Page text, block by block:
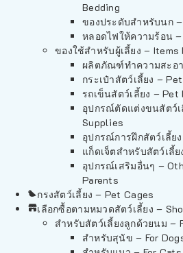
Bedding
ของประดับสำหรับนก
หลอดไฟให้ความร้อน
ของใช้สำหรับผู้เลี้ยง – Items
ผลิตภัณฑ์ทำความสะอ
กระเป๋าสัตว์เลี้ยง –
รถเข็นสัตว์เลี้ยง – Pet
อุปกรณ์ตัดแต่งขนสัตว์เ
Supplies
อุปกรณ์การฝึกสัตว์เลี้ย
แก็ดเจ็ตสำหรับสัตว์เลี้
อุปกรณ์เสริมอื่นๆ –
Parents
กรงสัตว์เลี้ยง – Pet Cages
เลือกซื้อตามหมวดสัตว์เลี้ยง –
สำหรับสัตว์เลี้ยงลูกด้วยนม –
สำหรับสุนัข – For